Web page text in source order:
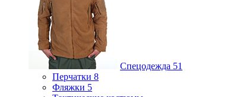
Спецодежда 51
Перчатки 8
Фляжки 5